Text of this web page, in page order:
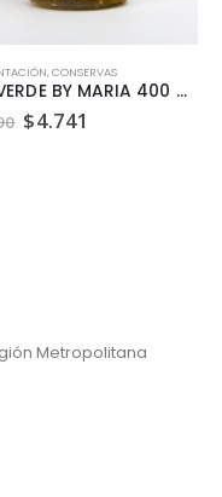
,CONSERVAS
AJI VERDE BY MARIA 400 GR
El
precio
$4.741
Metropolitana